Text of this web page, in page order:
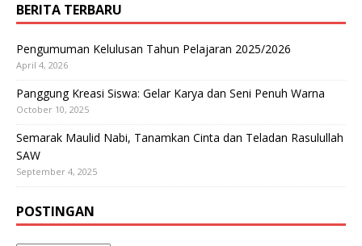
BERITA TERBARU
Pengumuman Kelulusan Tahun Pelajaran 2025/2026
April 4, 2026
Panggung Kreasi Siswa: Gelar Karya dan Seni Penuh Warna
October 10, 2025
Semarak Maulid Nabi, Tanamkan Cinta dan Teladan Rasulullah
SAW
September 4, 2025
POSTINGAN